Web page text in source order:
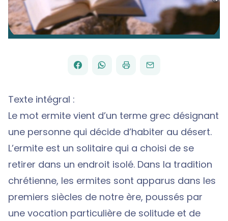
PARTAGER
FACEBOOK
PARTAGER
WHATSAPP
IMPRIMERENVOYER
PAR
EMAIL
Texte intégral :
Le mot ermite vient d’un terme grec désignant
une personne qui décide d’habiter au désert.
L’ermite est un solitaire qui a choisi de se
retirer dans un endroit isolé. Dans la tradition
chrétienne, les ermites sont apparus dans les
premiers siècles de notre ère, poussés par
une vocation particulière de solitude et de